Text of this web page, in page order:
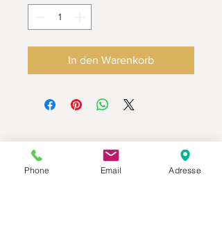
In den Warenkorb
Datenschutz
Phone Email Adresse